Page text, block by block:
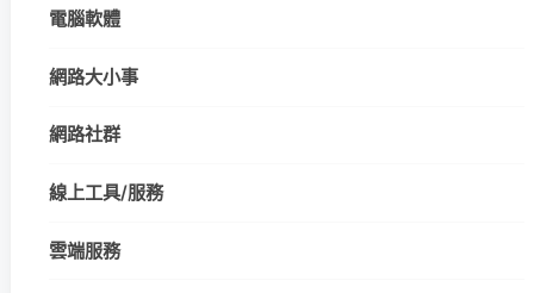
電腦軟體
網路大小事
網路社群
線上工具/服務
雲端服務